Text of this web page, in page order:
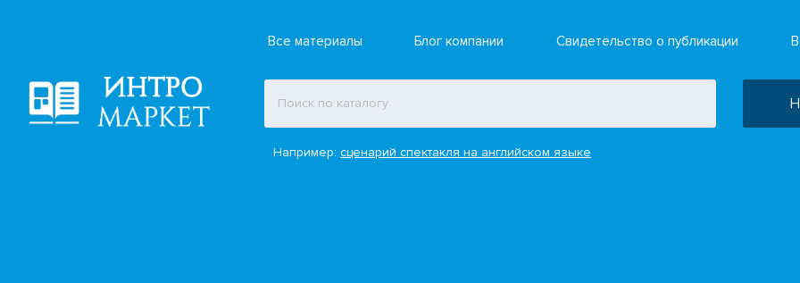
Все материалы Блог компании Свидетельство о публикации
Например:сценарий спектакля на английском языке